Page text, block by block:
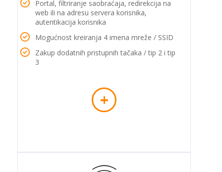
Portal, filtriranje saobraćaja, redirekcija na
web ili na adresu servera korisnika,
autentikacija korisnika
Mogućnost kreiranja 4 imena mreže / SSID
Zakup dodatnih pristupnih tačaka / tip 2 i tip
3
+